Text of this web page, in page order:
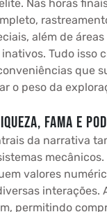
Nas horas
além de
Tudo isso
que
o peso da
fama e
da narrativa
mecânicos.
valores
interações.
permitindo